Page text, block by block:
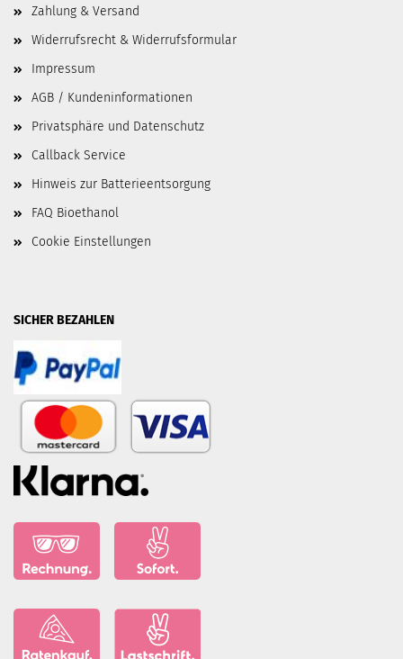
Zahlung & Versand
Widerrufsrecht & Widerrufsformular
Impressum
AGB / Kundeninformationen
Privatsphäre und Datenschutz
Callback Service
Hinweis zur Batterieentsorgung
FAQ Bioethanol
Cookie Einstellungen
SICHER BEZAHLEN